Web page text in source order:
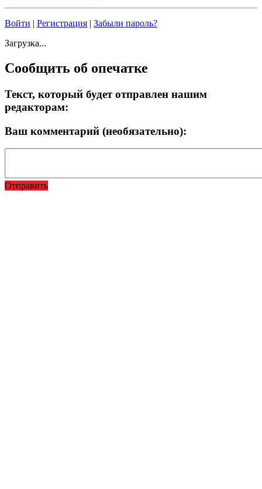
Войти | Регистрация | Забыли пароль?
Загрузка...
Сообщить об опечатке
Текст, который будет отправлен нашим
редакторам:
Ваш комментарий (необязательно):
Отправить